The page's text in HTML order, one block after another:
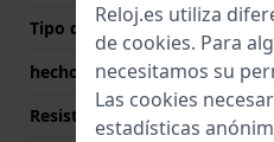
Tipo de pantalla
hecho en Suiza
Resistencia al agua
Reloj.es utiliza
de cookies. Para
necesitamos su
Las cookies
estadísticas